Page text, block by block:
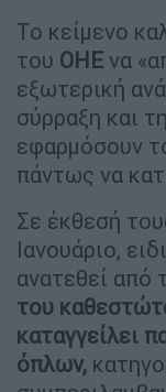
Το κείμενο
του ΟΗΕ να
εξωτερική
σύρραξη και
εφαρμόσουν
πάντως να
Σε έκθεσή
Ιανουάριο,
ανατεθεί από
του
καταγγείλει
όπλων,